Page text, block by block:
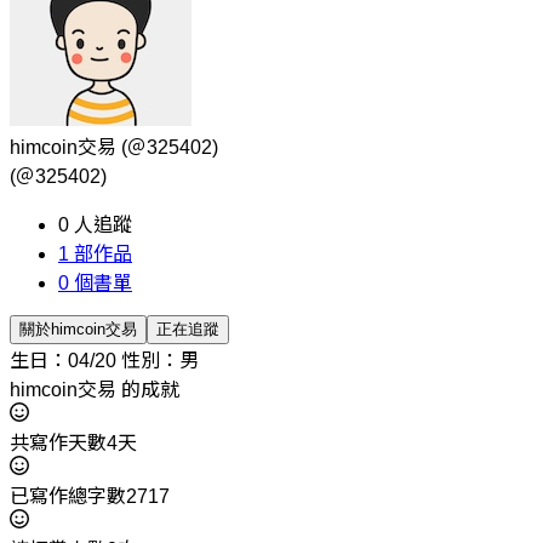
himcoin交易 (＠325402)
(＠325402)
0 人追蹤
1 部作品
0 個書單
關於himcoin交易 正在追蹤
生日：04/20 性別：男
himcoin交易 的成就
共寫作天數4天
已寫作總字數2717